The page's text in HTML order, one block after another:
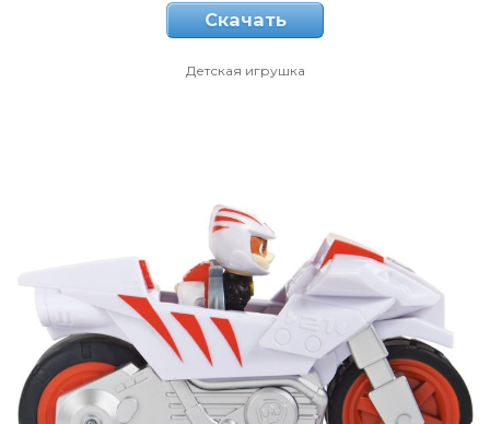
Скачать
Детская игрушка